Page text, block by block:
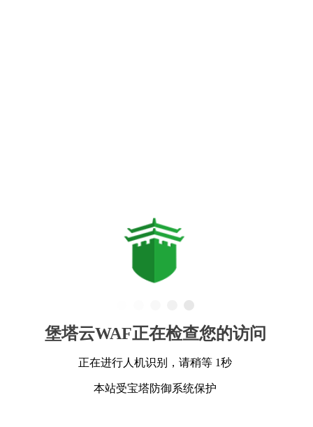
堡塔云WAF正在检查您的访问
正在进行人机识别，请稍等 1秒
本站受宝塔防御系统保护